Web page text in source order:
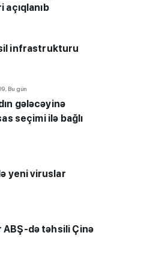
açıqlanıb
infrastrukturu
Bu gün
gələcəyinə
seçimi ilə bağlı
yeni viruslar
ABŞ-də təhsili Çinə